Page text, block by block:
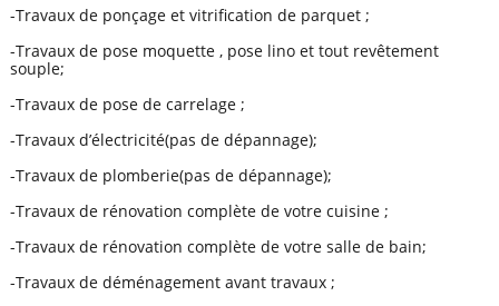
-Travaux de ponçage et vitrification de parquet ;
-Travaux de pose moquette , pose lino et tout revêtement
souple;
-Travaux de pose de carrelage ;
-Travaux d’électricité(pas de dépannage);
-Travaux de plomberie(pas de dépannage);
-Travaux de rénovation complète de votre cuisine ;
-Travaux de rénovation complète de votre salle de bain;
-Travaux de déménagement avant travaux ;